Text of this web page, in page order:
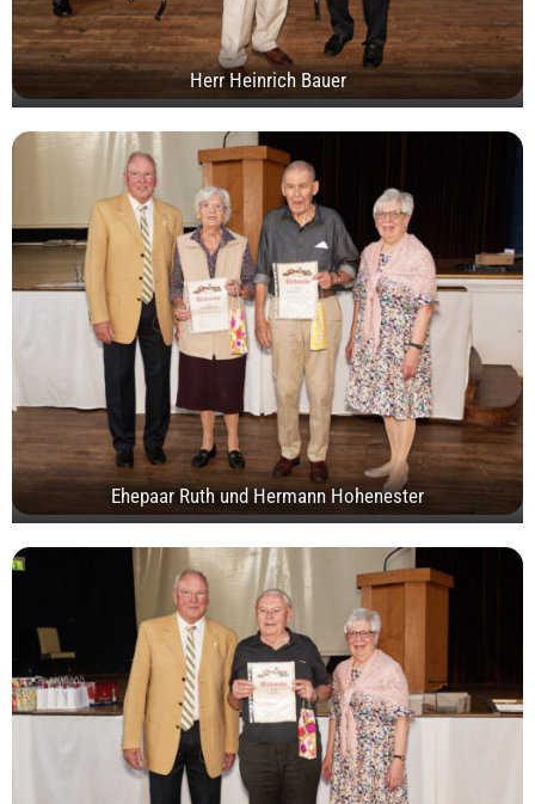
Herr Heinrich Bauer
Ehepaar Ruth und Hermann Hohenester